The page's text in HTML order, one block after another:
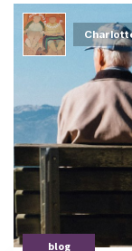
blog